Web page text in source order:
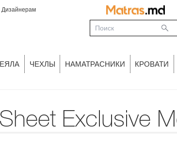
Дизайнерам
ЧЕХЛЫ НАМАТРАСНИКИ КРОВАТИ
Sheet Exclusive